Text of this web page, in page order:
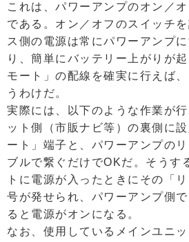
これは、パワーアンプのオン／
である。オン／オフのスイッチ
ス側の電源は常にパワーアンプ
り、簡単にバッテリー上がりが
モート」の配線を確実に行えば
うわけだ。
実際には、以下のような作業が
ット側（市販ナビ等）の裏側に
ート」端子と、パワーアンプの
ブルで繋ぐだけでOKだ。そうす
トに電源が入ったときにその「
号が発せられ、パワーアンプ側
ると電源がオンになる。
なお、使用しているメインユニ